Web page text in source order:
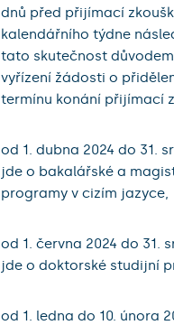
dnů před přijímací
kalendářního týdne
tato skutečnost
vyřízení žádosti o
termínu konání přijímací
od 1. dubna 2024 do 31.
jde o bakalářské a
programy v cizím jazyce,
od 1. června 2024 do 31.
jde o doktorské studijní
od 1. ledna do 10. února